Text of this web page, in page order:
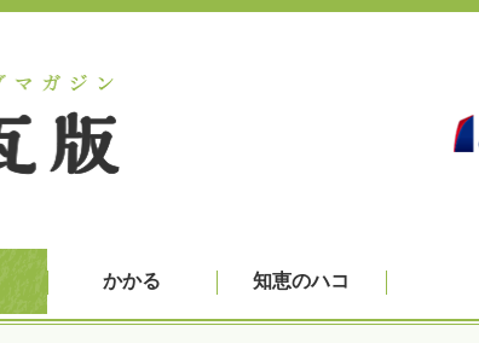
かかる 知恵のハコ